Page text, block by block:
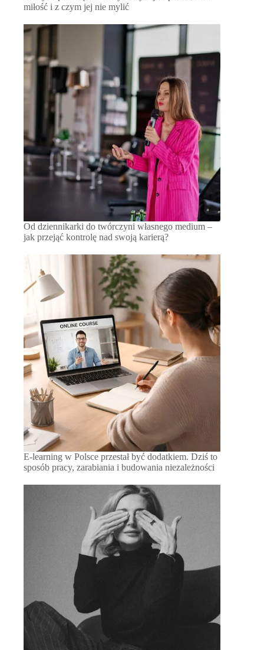
miłość i z czym jej nie mylić
Od dziennikarki do twórczyni własnego medium –
jak przejąć kontrolę nad swoją karierą?
E-learning w Polsce przestał być dodatkiem. Dziś to
sposób pracy, zarabiania i budowania niezależności